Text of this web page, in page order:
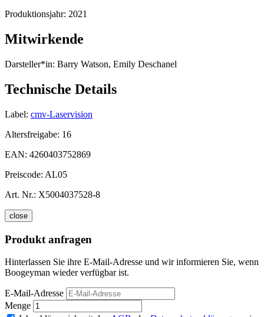
Produktionsjahr: 2021
Mitwirkende
Darsteller*in: Barry Watson, Emily Deschanel
Technische Details
Label: cmv-Laservision
Altersfreigabe: 16
EAN: 4260403752869
Preiscode: AL05
Art. Nr.: X5004037528-8
close
Produkt anfragen
Hinterlassen Sie ihre E-Mail-Adresse und wir informieren Sie, wenn
Boogeyman wieder verfügbar ist.
E-Mail-Adresse
Menge